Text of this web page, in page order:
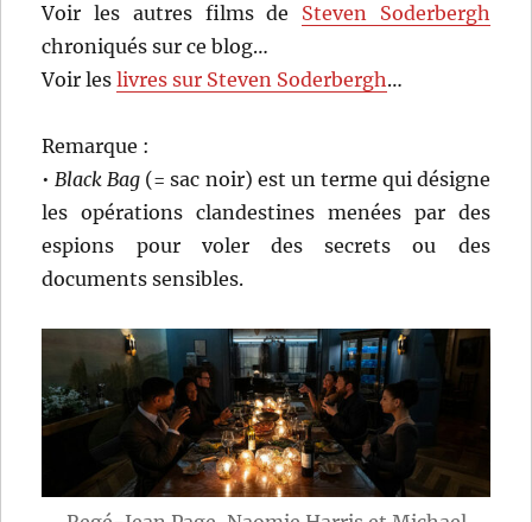
Voir les autres films de Steven Soderbergh
chroniqués sur ce blog…
Voir leslivres sur Steven Soderbergh…
Remarque :
•Black Bag (= sac noir) est un terme qui désigne
les opérations clandestines menées par des
espions pour voler des secrets ou des
documents sensibles.